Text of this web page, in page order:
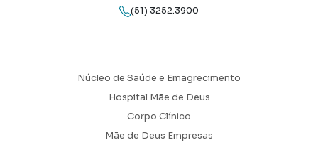
(51) 3252.3900
Núcleo de Saúde e Emagrecimento
Hospital Mãe de Deus
Corpo Clínico
Mãe de Deus Empresas